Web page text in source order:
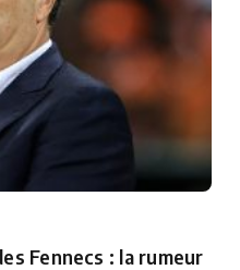
Fennecs : la rumeur